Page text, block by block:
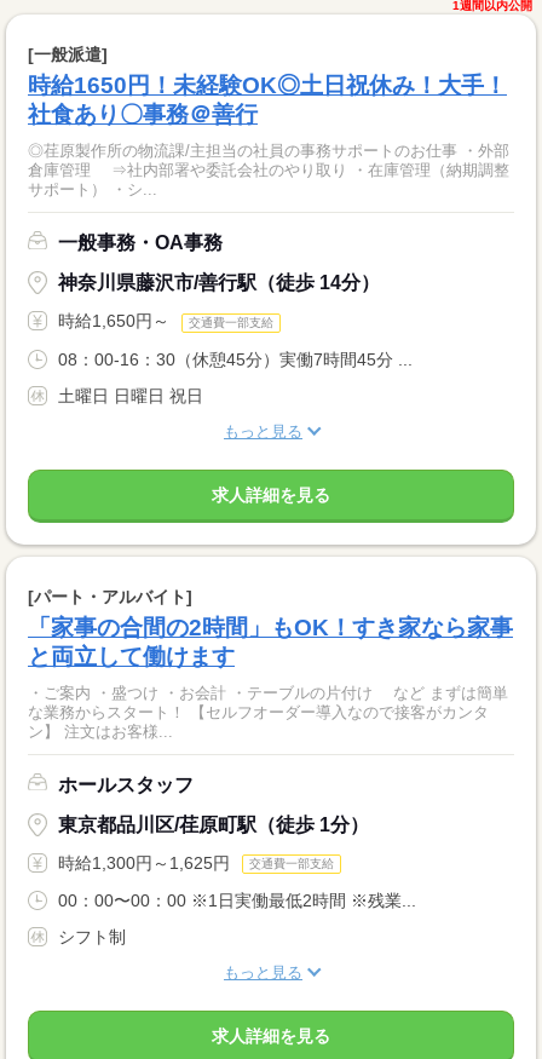
1週間以内公開
[一般派遣]
時給1650円！未経験OK◎土日祝休み！大手！
社食あり〇事務＠善行
◎荏原製作所の物流課/主担当の社員の事務サポートのお仕事 ・外部
倉庫管理 ⇒社内部署や委託会社のやり取り ・在庫管理（納期調整
サポート） ・シ...
一般事務・OA事務
神奈川県藤沢市/善行駅（徒歩 14分）
時給1,650円～ 交通費一部支給
08：00-16：30（休憩45分）実働7時間45分 ...
土曜日 日曜日 祝日
もっと見る
求人詳細を見る
[パート・アルバイト]
「家事の合間の2時間」もOK！すき家なら家事
と両立して働けます
・ご案内 ・盛つけ ・お会計 ・テーブルの片付け など まずは簡単
な業務からスタート！ 【セルフオーダー導入なので接客がカンタ
ン】 注文はお客様...
ホールスタッフ
東京都品川区/荏原町駅（徒歩 1分）
時給1,300円～1,625円 交通費一部支給
00：00〜00：00 ※1日実働最低2時間 ※残業...
シフト制
もっと見る
求人詳細を見る